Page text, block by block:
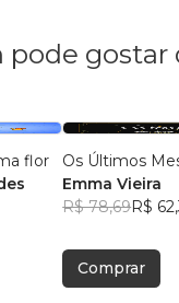
gostar
flor
Os Últimos
Emma Vieira
R$ 78,69R$
Comprar